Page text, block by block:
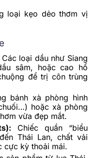
loại kẹo dẻo thơm vị
Các loại dầu như Siang
sâm, hoặc cao hổ
để trị côn trùng
bánh xà phòng hình
hoặc xà phòng
vừa đẹp mắt.
Chiếc quần “biểu
Thái Lan, chất vải
cực kỳ thoải mái.